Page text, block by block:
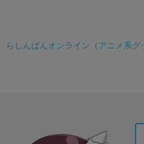
らしんばんオンライン（アニメ系グ